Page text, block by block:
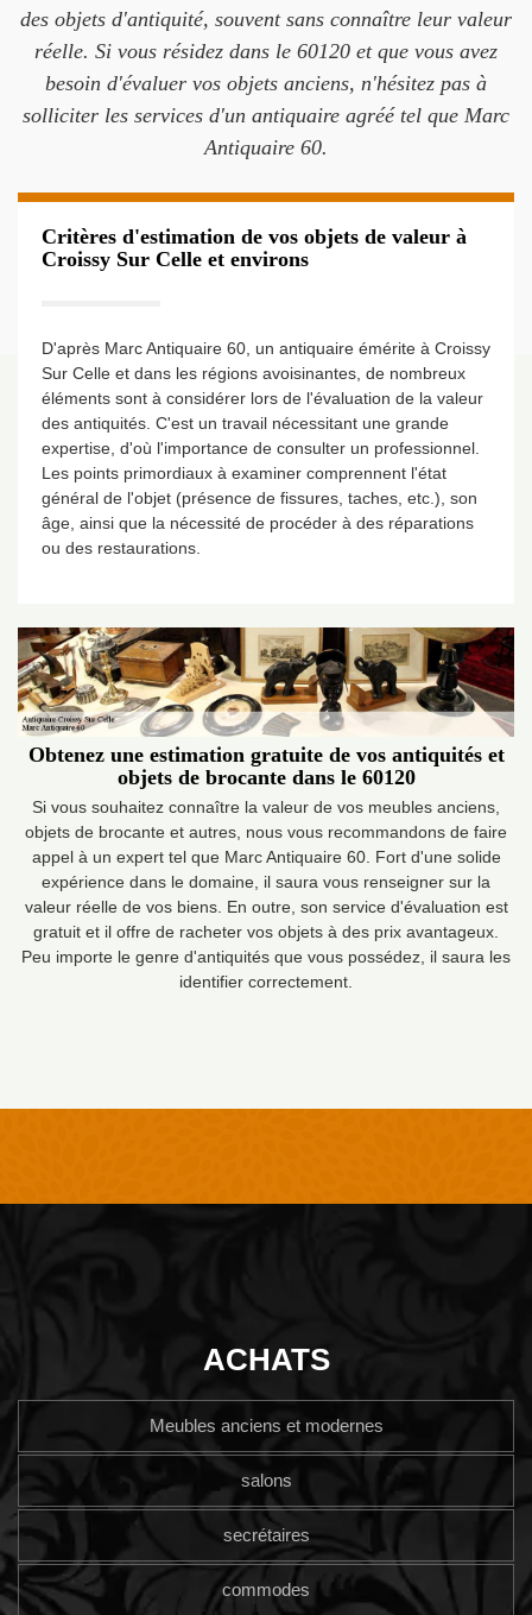
des objets d'antiquité, souvent sans connaître leur valeur
réelle. Si vous résidez dans le 60120 et que vous avez
besoin d'évaluer vos objets anciens, n'hésitez pas à
solliciter les services d'un antiquaire agréé tel que Marc
Antiquaire 60.
Critères d'estimation de vos objets de valeur à
Croissy Sur Celle et environs
D'après Marc Antiquaire 60, un antiquaire émérite à Croissy
Sur Celle et dans les régions avoisinantes, de nombreux
éléments sont à considérer lors de l'évaluation de la valeur
des antiquités. C'est un travail nécessitant une grande
expertise, d'où l'importance de consulter un professionnel.
Les points primordiaux à examiner comprennent l'état
général de l'objet (présence de fissures, taches, etc.), son
âge, ainsi que la nécessité de procéder à des réparations
ou des restaurations.
Obtenez une estimation gratuite de vos antiquités et
objets de brocante dans le 60120
Si vous souhaitez connaître la valeur de vos meubles anciens,
objets de brocante et autres, nous vous recommandons de faire
appel à un expert tel que Marc Antiquaire 60. Fort d'une solide
expérience dans le domaine, il saura vous renseigner sur la
valeur réelle de vos biens. En outre, son service d'évaluation est
gratuit et il offre de racheter vos objets à des prix avantageux.
Peu importe le genre d'antiquités que vous possédez, il saura les
identifier correctement.
ACHATS
Meubles anciens et modernes
salons
secrétaires
commodes